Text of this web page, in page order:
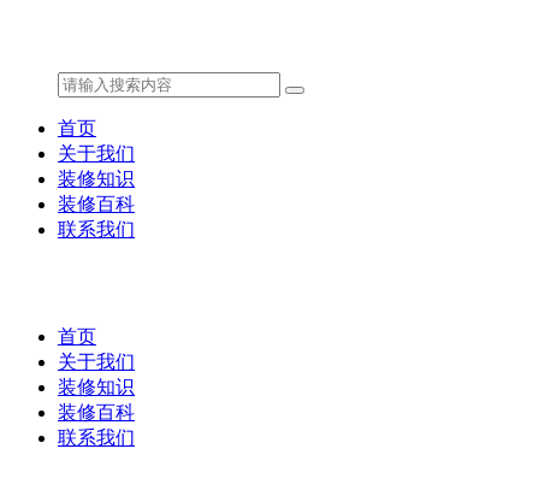
首页
关于我们
装修知识
装修百科
联系我们
首页
关于我们
装修知识
装修百科
联系我们